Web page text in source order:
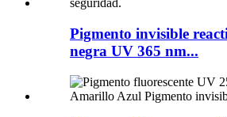
Pigmento invisible
negra UV 365 nm...